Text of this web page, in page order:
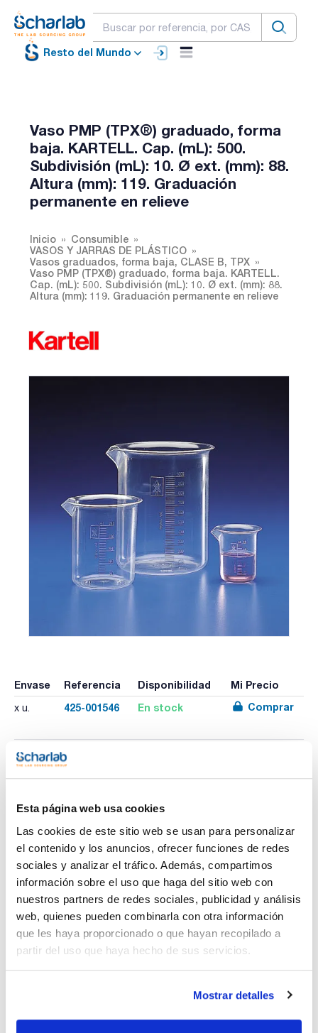
Esta página web usa cookies
Las cookies de este sitio web se usan para personalizar
el contenido y los anuncios, ofrecer funciones de redes
sociales y analizar el tráfico. Además, compartimos
información sobre el uso que haga del sitio web con
nuestros partners de redes sociales, publicidad y análisis
web, quienes pueden combinarla con otra información
que les haya proporcionado o que hayan recopilado a
partir del uso que haya hecho de sus servicios.
Mostrar detalles
Resto del Mundo
Vaso PMP (TPX®) graduado, forma
baja. KARTELL. Cap. (mL): 500.
Subdivisión (mL): 10. Ø ext. (mm): 88.
Altura (mm): 119. Graduación
permanente en relieve
Inicio
Consumible
VASOS Y JARRAS DE PLÁSTICO
Vasos graduados, forma baja, CLASE B, TPX
Vaso PMP (TPX®) graduado, forma baja. KARTELL.
Cap. (mL): 500. Subdivisión (mL): 10. Ø ext. (mm): 88.
Altura (mm): 119. Graduación permanente en relieve
Envase Referencia Disponibilidad Mi Precio
x u. 425-001546 En stock Comprar
Capacidad (ml) : 500
Tolerancia (%) : ±10
Diámetro externo (mm) : 88
Altura (mm) : 119
Pack (u.) : 1
Vasos de TPX®, totalmente transparentes y autoclavables.
Resisten hasta 170ºC durante breves periodos de tiempo.
Fabricados según las normas ISO 7056 - 1981 (E) y BS 5404
Parte 1. Graduación permanente en relieve; excelente
resistencia química. Aptos para contacto con alimentos.
Ver más
Documentación técnica
TDS / Ficha técnica
Regístrate para
COA
Regístrate para